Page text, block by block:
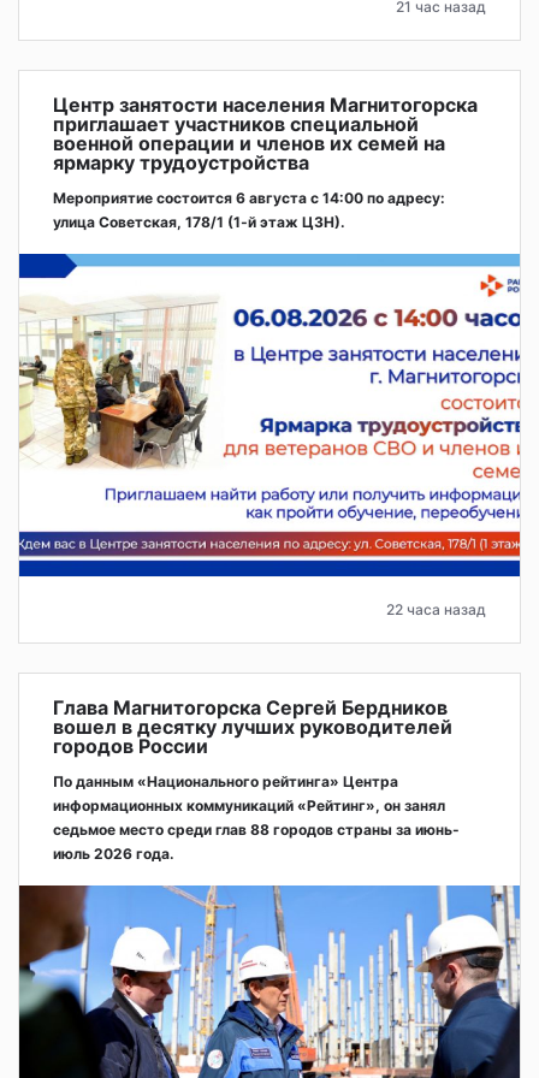
21 час назад
Центр занятости населения Магнитогорска
приглашает участников специальной
военной операции и членов их семей на
ярмарку трудоустройства
Мероприятие состоится 6 августа с 14:00 по адресу:
улица Советская, 178/1 (1‑й этаж ЦЗН).
22 часа назад
Глава Магнитогорска Сергей Бердников
вошел в десятку лучших руководителей
городов России
По данным «Национального рейтинга» Центра
информационных коммуникаций «Рейтинг», он занял
седьмое место среди глав 88 городов страны за июнь-
июль 2026 года.